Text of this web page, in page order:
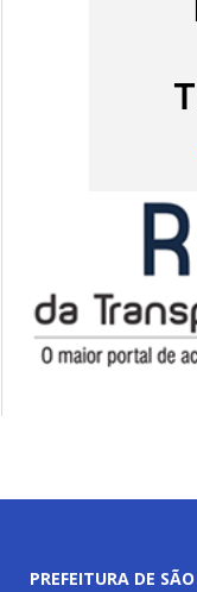
PREFEITURA DE